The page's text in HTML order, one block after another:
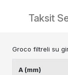
Taksit
Groco filtreli su
A (mm)